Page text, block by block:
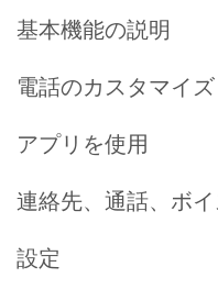
基本機能の説明
電話のカスタマイズ
アプリを使用
連絡先、通話、ボ
設定